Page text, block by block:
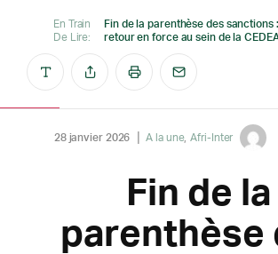
En Train
De Lire:
Fin de la parenthèse des sanctions
retour en force au sein de la
28 janvier 2026 A la une Afri-Inter
Fin de la
parenthèse